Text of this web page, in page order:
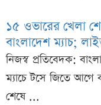
১৫ ওভারের খেলা
বাংলাদেশ ম্যাচ;
নিজস্ব প্রতিবেদক:
ম্যাচে টসে জিতে আগে
শেষে ...